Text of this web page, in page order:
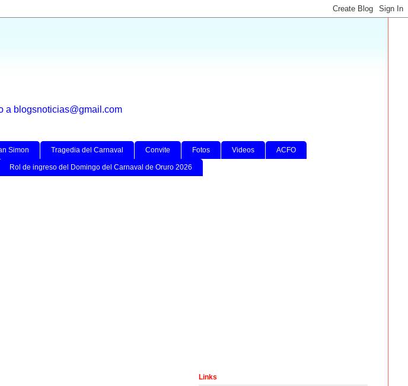
a blogsnoticias@gmail.com
Simon Tragedia del Carnaval Convite Fotos Videos ACFO
Rol de ingreso del Domingo del Carnaval de Oruro 2026
Links